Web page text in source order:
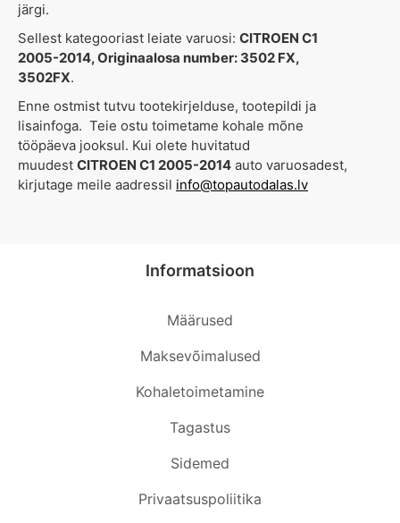
järgi.
Sellest kategooriast leiate varuosi: CITROEN C1
2005-2014, Originaalosa number: 3502 FX,
3502FX.
Enne ostmist tutvu tootekirjelduse, tootepildi ja
lisainfoga. Teie ostu toimetame kohale mõne
tööpäeva jooksul. Kui olete huvitatud
muudest CITROEN C1 2005-2014 auto varuosadest,
kirjutage meile aadressil info@topautodalas.lv
Informatsioon
Määrused
Maksevõimalused
Kohaletoimetamine
Tagastus
Sidemed
Privaatsuspoliitika